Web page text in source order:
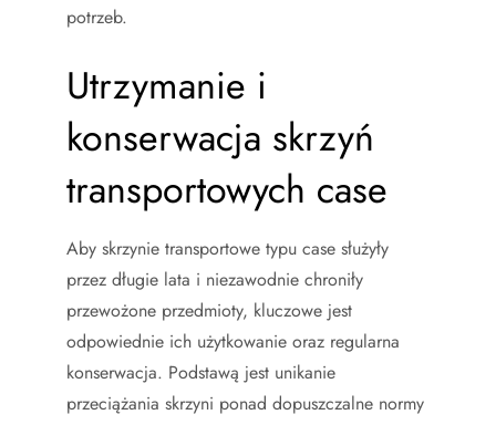
potrzeb.
Utrzymanie i
konserwacja skrzyń
transportowych case
Aby skrzynie transportowe typu case służyły
przez długie lata i niezawodnie chroniły
przewożone przedmioty, kluczowe jest
odpowiednie ich użytkowanie oraz regularna
konserwacja. Podstawą jest unikanie
przeciążania skrzyni ponad dopuszczalne normy